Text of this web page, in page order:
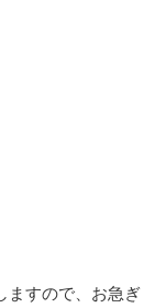
ますので、お急ぎ